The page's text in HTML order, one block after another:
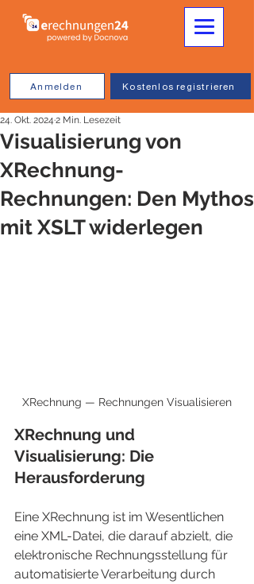
Kostenlos registrieren
Anmelden
Visualisierung von
XRechnung-
Rechnungen: Den Mythos
mit XSLT widerlegen
24. Okt. 2024 2 Min. Lesezeit
XRechnung — Rechnungen Visualisieren
XRechnung und
Visualisierung: Die
Herausforderung
Eine XRechnung ist im Wesentlichen
eine XML-Datei, die darauf abzielt, die
elektronische Rechnungsstellung für
automatisierte Verarbeitung durch